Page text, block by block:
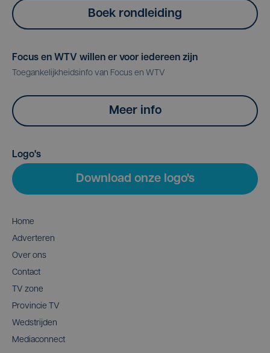
Boek rondleiding
Focus en WTV willen er voor iedereen zijn
Toegankelijkheidsinfo van Focus en WTV
Meer info
Logo's
Download onze logo's
Home
Adverteren
Over ons
Contact
TV zone
Provincie TV
Wedstrijden
Mediaconnect